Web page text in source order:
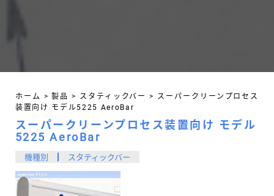
ホーム >製品 > スタティックバー > スーパークリーンプロセス
装置向け モデル5225 AeroBar
スーパークリーンプロセス装置向け モデル
5225 AeroBar
機種別 スタティックバー